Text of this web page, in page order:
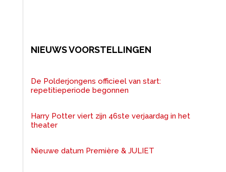
NIEUWS VOORSTELLINGEN
De Polderjongens officieel van start:
repetitieperiode begonnen
Harry Potter viert zijn 46ste verjaardag in het
theater
Nieuwe datum Première & JULIET